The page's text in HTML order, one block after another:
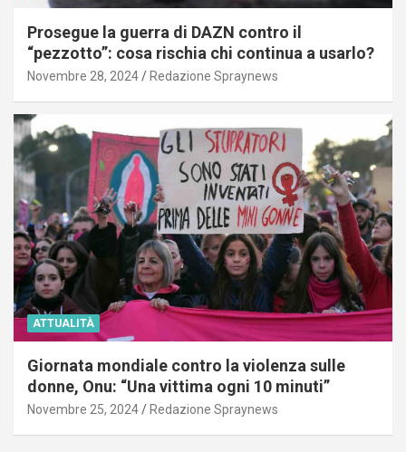
Prosegue la guerra di DAZN contro il
“pezzotto”: cosa rischia chi continua a usarlo?
Novembre 28, 2024 Redazione Spraynews
ATTUALITÀ
Giornata mondiale contro la violenza sulle
donne, Onu: “Una vittima ogni 10 minuti”
Novembre 25, 2024 Redazione Spraynews